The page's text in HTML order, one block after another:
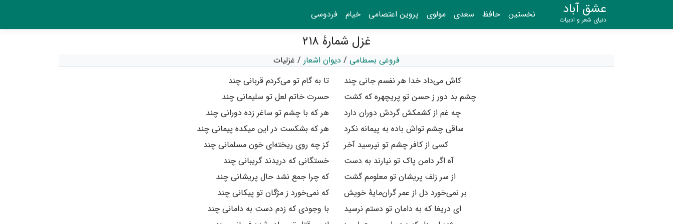
عشق آباد
دنیای شعر و ادبیات نخستین حافظ سعدی مولوی پروین اعتصامی خیام فردوسی
غزل شمارهٔ ۲۱۸
فروغی بسطامی / دیوان اشعار / غزلیات
کاش می‌داد خدا هر نفسم جانی چند
تا به گام تو می‌کردم قربانی چند
چشم بد دور ز حسن تو پریچهره که کشت
حسرت خاتم لعل تو سلیمانی چند
چه غم از کشمکش گردش دوران دارد
هر که با چشم تو ساغر زده دورانی چند
ساقی چشم تواش باده به پیمانه نکرد
هر که بشکست در این میکده پیمانی چند
کسی از کافر چشم تو نپرسید آخر
کز چه روی ریخته‌ای خون مسلمانی چند
آه اگر دامن پاک تو نیارند به دست
خستگانی که دریدند گریبانی چند
از سر زلف پریشان تو معلومم گشت
که چرا جمع نشد حال پریشانی چند
بر نمی‌خورد دل از عمر گران‌مایهٔ خویش
که نمی‌خورد ز مژگان تو پیکانی چند
ای دریغا که به دامان تو دستم نرسید
با وجودی که زدم دست به دامانی چند